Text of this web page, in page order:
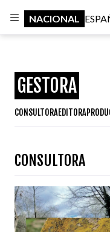
NACIONAL
GESTORA
CONSULTORAEDITORA
CONSULTORA